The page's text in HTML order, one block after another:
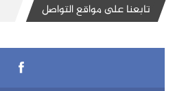
تابعنا على مواقع التواصل